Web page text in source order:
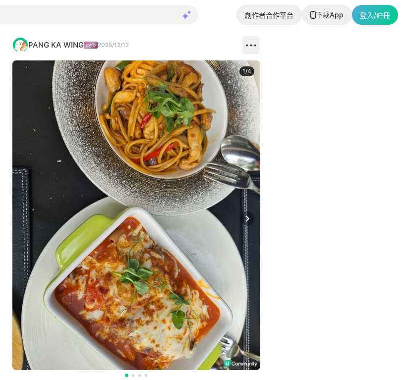
創作者合作平台 下載App 登入/註冊
PANG KA WING 2025/12/12
Next slide
1/4